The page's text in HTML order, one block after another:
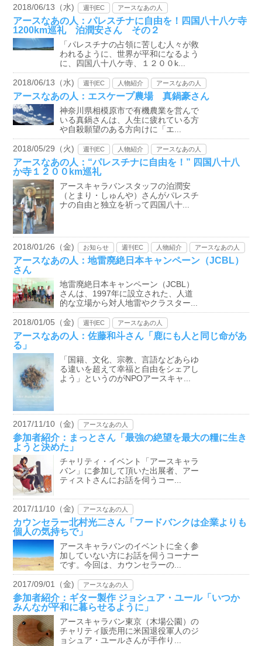
2018/06/13（水) 週刊EC アースなあの人
アースなあの人：パレスチナに自由を！四国八十八ケ寺
1200km巡礼 泊潤安さん その２
「パレスチナの占領に苦しむ人々が救
われるように、世界が平和になるよう
に、四国八十八ケ寺、１２００k...
2018/06/13（水) 週刊EC 人物紹介 アースなあの人
アースなあの人：エスケープ農場 真鍋豪さん
神奈川県相模原市で有機農業を営んで
いる真鍋さんは、人生に疲れている方
や自殺願望のある方向けに「エ...
2018/05/29（火) 週刊EC 人物紹介 アースなあの人
アースなあの人：“パレスチナに自由を！” 四国八十八
か寺１２００km巡礼
アースキャラバンスタッフの泊潤安
（とまり・しゅんや）さんがパレスチ
ナの自由と独立を祈って四国八十...
2018/01/26（金) お知らせ 週刊EC 人物紹介 アースなあの人
アースなあの人：地雷廃絶日本キャンペーン（JCBL）
さん
地雷廃絶日本キャンペーン（JCBL）
さんは、1997年に設立された、人道
的な立場から対人地雷やクラスター...
2018/01/05（金) 週刊EC アースなあの人
アースなあの人：佐藤和斗さん「鹿にも人と同じ命があ
る」
「国籍、文化、宗教、言語などあらゆ
る違いを超えて幸福と自由をシェアし
よう」というのがNPOアースキャ...
2017/11/10（金) アースなあの人
参加者紹介：まっとさん「最強の絶望を最大の糧に生き
ようと決めた」
チャリティ・イベント「アースキャラ
バン」に参加して頂いた出展者、アー
ティストさんにお話を伺うコー...
2017/11/10（金) アースなあの人
カウンセラー北村光二さん「フードバンクは企業よりも
個人の気持ちで」
アースキャラバンのイベントに全く参
加していない方にお話を伺うコーナー
です。今回は、カウンセラーの...
2017/09/01（金) アースなあの人
参加者紹介：ギター製作 ジョシュア・ユール「いつか
みんなが平和に暮らせるように」
アースキャラバン東京（木場公園）の
チャリティ販売用に米国退役軍人のジ
ョシュア・ユールさんが手作り...